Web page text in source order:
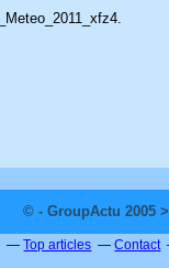
© - GroupActu 2005
Top articles Contact